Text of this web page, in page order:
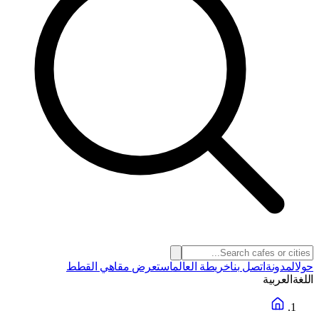
حولالمدونة اتصل بناخريطة العالماستعرض مقاهي القطط
اللغة العربية